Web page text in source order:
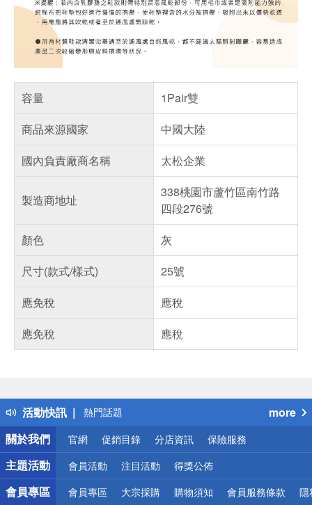
容量
1Pair雙
商品來源國家
中國大陸
國內負責廠商名稱
太松企業
製造商地址
338桃園市蘆竹區南竹路
四段276號
顏色
灰
尺寸(款式/樣式)
25號
應免稅
應稅
應免稅
應稅
活動快訊
得獎公告
熱門話題
銀行優惠
偏遠地區配送
詐騙網頁！請小心！
more
關於我們
官網 促銷目錄 分店資訊 保險服務
主題活動 會員活動 注目活動 得獎公佈
會員專區 會員專區 大宗採購 購物須知 會員服務條款 隱